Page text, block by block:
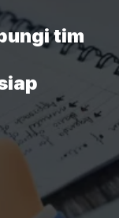
tim